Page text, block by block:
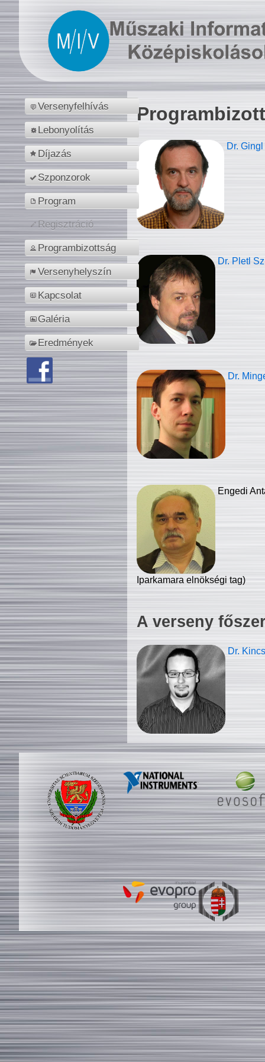
Versenyfelhívás
Lebonyolítás
Díjazás
Szponzorok
Program
Regisztráció
Programbizottság
Versenyhelyszín
Kapcsolat
Galéria
Eredmények
Dr.
Dr. Pletl
Dr.
Engedi
Iparkamara elnökségi tag)
A verseny
Dr.